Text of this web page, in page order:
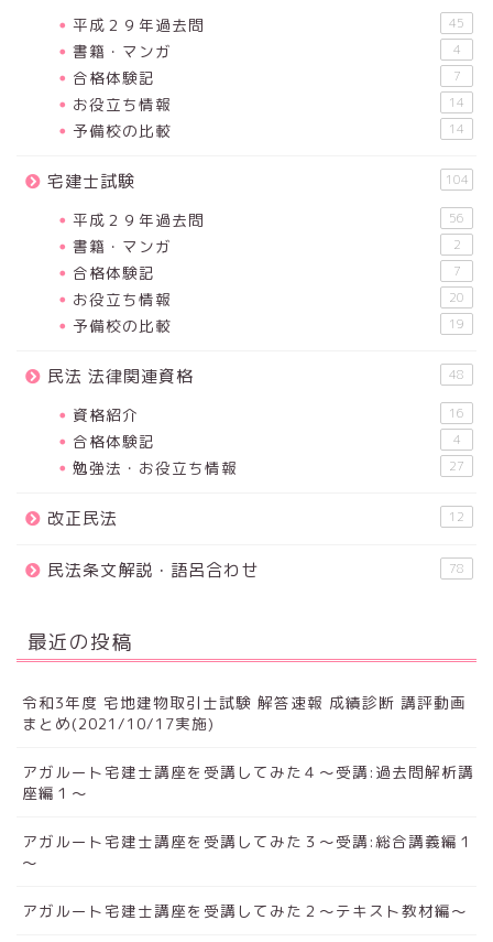
平成２９年過去問 45
書籍・マンガ 4
合格体験記 7
お役立ち情報 14
予備校の比較 14
宅建士試験 104
平成２９年過去問 56
書籍・マンガ 2
合格体験記 7
お役立ち情報 20
予備校の比較 19
民法 法律関連資格 48
資格紹介 16
合格体験記 4
勉強法・お役立ち情報 27
改正民法 12
民法条文解説・語呂合わせ 78
最近の投稿
令和3年度 宅地建物取引士試験 解答速報 成績診断 講評動画
まとめ(2021/10/17実施)
アガルート宅建士講座を受講してみた４～受講:過去問解析講
座編１～
アガルート宅建士講座を受講してみた３～受講:総合講義編１
～
アガルート宅建士講座を受講してみた２～テキスト教材編～